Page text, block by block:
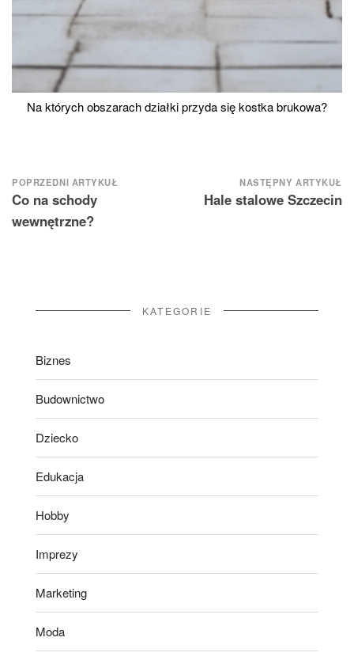
Na których obszarach działki przyda się kostka brukowa?
Nawigacja
wpisu
POPRZEDNI ARTYKUŁ
Co na schody
wewnętrzne?
NASTĘPNY ARTYKUŁ
Hale stalowe Szczecin
KATEGORIE
Biznes
Budownictwo
Dziecko
Edukacja
Hobby
Imprezy
Marketing
Moda